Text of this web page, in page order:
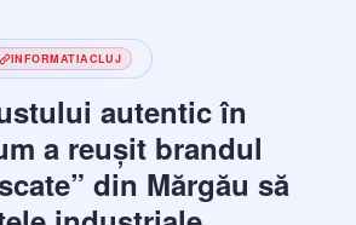
INFORMATIACLUJ
autentic în
a reușit brandul
din Mărgău să